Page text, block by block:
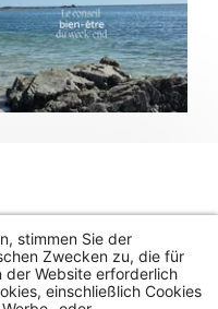
stimmen Sie der
Zwecken zu, die für
der Website erforderlich
einschließlich Cookies